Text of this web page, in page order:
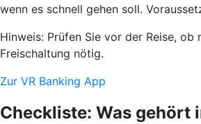
wenn es schnell gehen soll.
Hinweis: Prüfen Sie vor der Reise, ob
Freischaltung nötig.
Zur VR Banking App
Checkliste: Was gehört